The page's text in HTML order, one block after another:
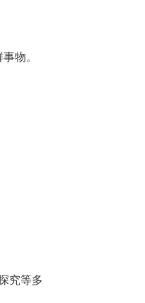
物。
究等多